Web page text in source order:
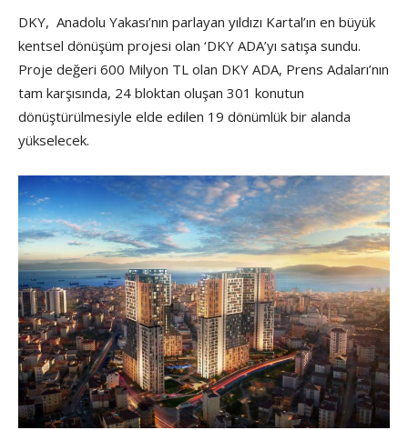
DKY, Anadolu Yakası’nın parlayan yıldızı Kartal’ın en büyük
kentsel dönüşüm projesi olan ‘DKY ADA’yı satışa sundu.
Proje değeri 600 Milyon TL olan DKY ADA, Prens Adaları’nın
tam karşısında, 24 bloktan oluşan 301 konutun
dönüştürülmesiyle elde edilen 19 dönümlük bir alanda
yükselecek.